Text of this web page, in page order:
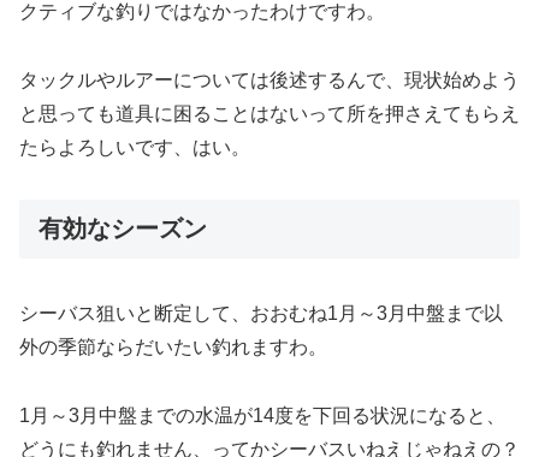
クティブな釣りではなかったわけですわ。
タックルやルアーについては後述するんで、現状始めよう
と思っても道具に困ることはないって所を押さえてもらえ
たらよろしいです、はい。
有効なシーズン
シーバス狙いと断定して、おおむね1月～3月中盤まで以
外の季節ならだいたい釣れますわ。
1月～3月中盤までの水温が14度を下回る状況になると、
どうにも釣れません、ってかシーバスいねえじゃねえの？